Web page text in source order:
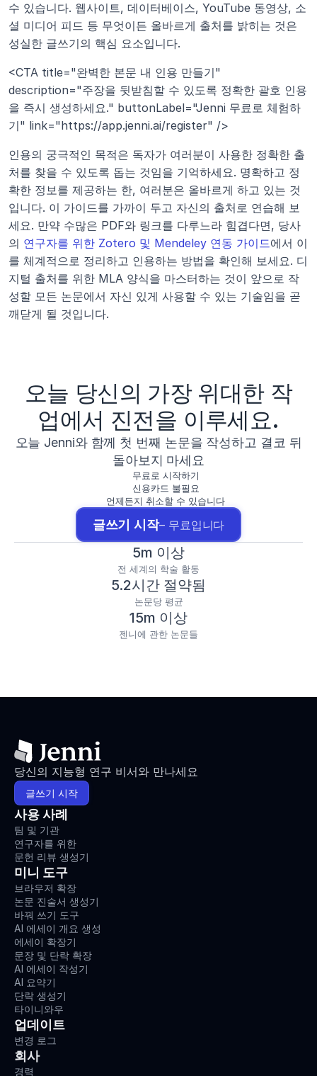
수 있습니다. 웹사이트, 데이터베이스, YouTube 동영상, 소
셜 미디어 피드 등 무엇이든 올바르게 출처를 밝히는 것은
성실한 글쓰기의 핵심 요소입니다.
<CTA title="완벽한 본문 내 인용 만들기"
description="주장을 뒷받침할 수 있도록 정확한 괄호 인용
을 즉시 생성하세요." buttonLabel="Jenni 무료로 체험하
기" link="https://app.jenni.ai/register" />
인용의 궁극적인 목적은 독자가 여러분이 사용한 정확한 출
처를 찾을 수 있도록 돕는 것임을 기억하세요. 명확하고 정
확한 정보를 제공하는 한, 여러분은 올바르게 하고 있는 것
입니다. 이 가이드를 가까이 두고 자신의 출처로 연습해 보
세요. 만약 수많은 PDF와 링크를 다루느라 힘겹다면, 당사
의 연구자를 위한 Zotero 및 Mendeley 연동 가이드에서 이
를 체계적으로 정리하고 인용하는 방법을 확인해 보세요. 디
지털 출처를 위한 MLA 양식을 마스터하는 것이 앞으로 작
성할 모든 논문에서 자신 있게 사용할 수 있는 기술임을 곧
깨닫게 될 것입니다.
오늘 당신의 가장 위대한 작
업에서 진전을 이루세요.
오늘 Jenni와 함께 첫 번째 논문을 작성하고 결코 뒤
돌아보지 마세요
무료로 시작하기
신용카드 불필요
언제든지 취소할 수 있습니다
글쓰기 시작– 무료입니다
5m 이상
전 세계의 학술 활동
5.2시간 절약됨
논문당 평균
15m 이상
젠니에 관한 논문들
당신의 지능형 연구 비서와 만나세요
글쓰기 시작
사용 사례
팀 및 기관
연구자를 위한
문헌 리뷰 생성기
미니 도구
브라우저 확장
논문 진술서 생성기
바꿔 쓰기 도구
AI 에세이 개요 생성
에세이 확장기
문장 및 단락 확장
AI 에세이 작성기
AI 요약기
단락 생성기
타이니와우
업데이트
변경 로그
회사
경력